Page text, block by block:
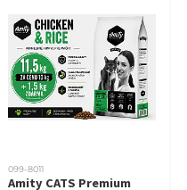
099-8011
Amity CATS Premium